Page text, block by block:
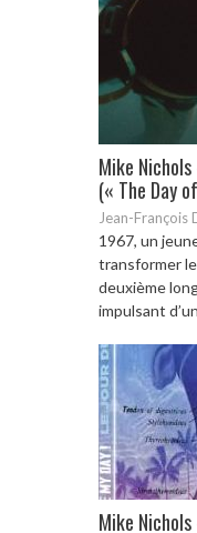
Mike
(« The Day
Jean-François
1967, un
transformer
deuxième
impulsant
Mike